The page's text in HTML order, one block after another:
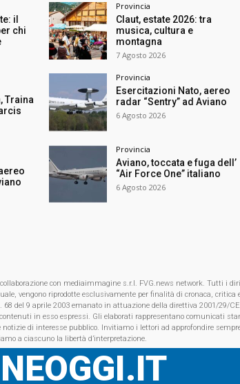
il
chi
Traina
Provincia
Claut, estate 2026: tra
musica, cultura e
montagna
7 Agosto 2026
Provincia
Esercitazioni Nato, aereo
radar “Sentry” ad Aviano
6 Agosto 2026
Provincia
Aviano, toccata e fuga dell’
“Air Force One” italiano
6 Agosto 2026
con mediaimmagine s.r.l. FVG.news network. Tutti i
vengono riprodotte esclusivamente per finalità di cronaca,
68 del 9 aprile 2003 emanato in attuazione della direttiva 2001/29/
in esso espressi. Gli elaborati rappresentano comunicati
di interesse pubblico. Invitiamo i lettori ad approfondire
a ciascuno la libertà d’interpretazione.